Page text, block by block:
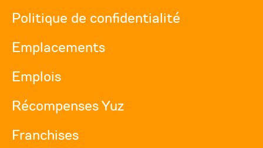
Politique de confidentialité
Emplacements
Emplois
Récompenses Yuz
Franchises